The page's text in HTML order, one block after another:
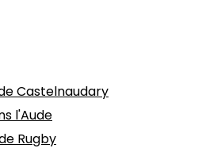
Castelnaudary
l'Aude
Rugby